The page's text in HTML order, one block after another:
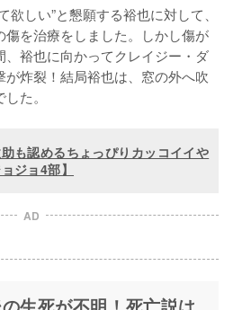
しい”と懇願する裕也に対して、
を治療をしました。しかし傷が
裕也に向かってクレイジー・ダ
炸裂！結局裕也は、窓の外へ吹
た。
も認めるちょっぴりカッコイイや
ジョ4部】
AD